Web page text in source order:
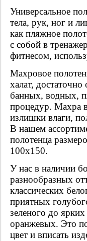
Универсальное
тела, рук, ног и
как пляжное
с собой в
фитнесом,
Махровое
халат, достаточно
банных, водных,
процедур. Махра
излишки влаги,
В нашем
полотенца
100х150.
У нас в наличии
разнообразных
классических
приятных
зеленого до
оранжевых. Это
цвет и вписать